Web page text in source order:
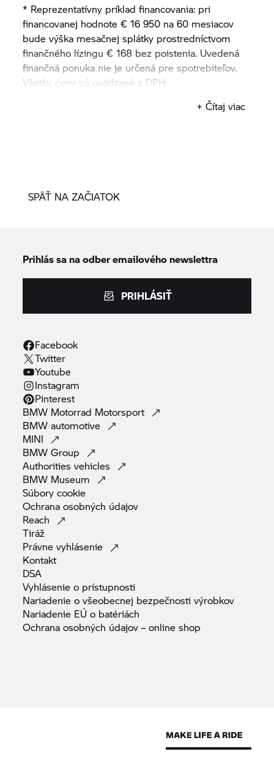
* Reprezentatívny príklad financovania: pri
financovanej hodnote € 16 950 na 60 mesiacov
bude výška mesačnej splátky prostredníctvom
finančného lízingu € 168 bez poistenia. Uvedená
finančná ponuka nie je určená pre spotrebiteľov.
Všetky ceny sú uvádzané s DPH.
50% akontácia 60 mesiacov ---- € 168,00
+ Čítaj viac
SPÄŤ NA ZAČIATOK
Prihlás sa na odber emailového newslettra
PRIHLÁSIŤ
Facebook
Twitter
Youtube
Instagram
Pinterest
BMW Motorrad Motorsport
BMWautomotive
MINI
BMWGroup
Authoritiesvehicles
BMW Museum
Súborycookie
Ochrana osobných údajov
Reach
Tiráž
Právnevyhlásenie
Kontakt
DSA
Vyhlásenie o prístupnosti
Nariadenie o všeobecnej bezpečnostivýrobkov
Nariadenie EÚ o batériách
Ochrana osobných údajov – onlineshop